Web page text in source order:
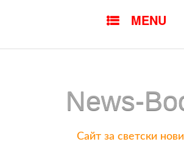
MENU
News-
Сайт за светски